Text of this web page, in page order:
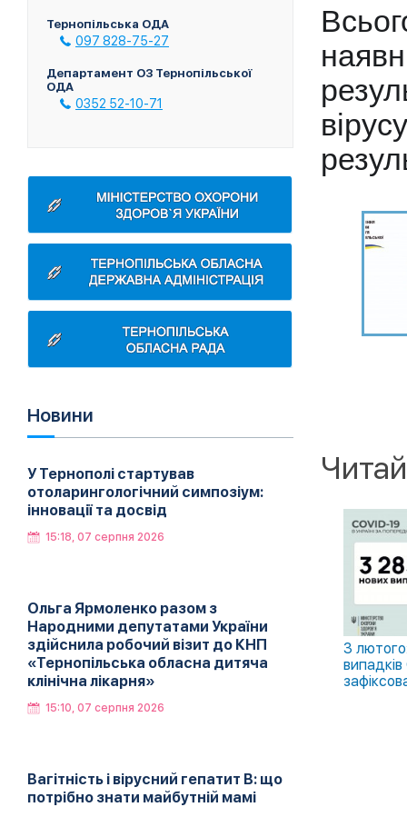
Тернопільська ОДА
097 828-75-27
Департамент ОЗ Тернопільської
ОДА
0352 52-10-71
Новини
У Тернополі стартував
отоларингологічний симпозіум:
інновації та досвід
15:18, 07 серпня 2026
Ольга Ярмоленко разом з
Народними депутатами України
здійснила робочий візит до КНП
«Тернопільська обласна дитяча
клінічна лікарня»
15:10, 07 серпня 2026
Вагітність і вірусний гепатит В: що
потрібно знати майбутній мамі
3